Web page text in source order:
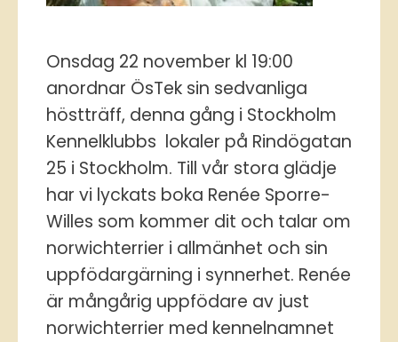
Onsdag 22 november kl 19:00
anordnar ÖsTek sin sedvanliga
höstträff, denna gång i Stockholm
Kennelklubbs lokaler på Rindögatan
25 i Stockholm. Till vår stora glädje
har vi lyckats boka Renée Sporre-
Willes som kommer dit och talar om
norwichterrier i allmänhet och sin
uppfödargärning i synnerhet. Renée
är mångårig uppfödare av just
norwichterrier med kennelnamnet